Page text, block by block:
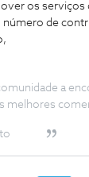
os serviços
número de
a
melhores